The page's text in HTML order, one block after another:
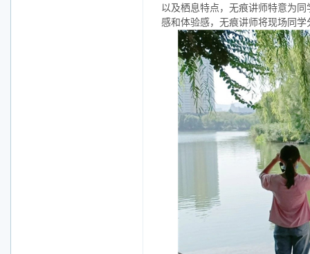
以及栖息特点，无痕讲师特意为
感和体验感，无痕讲师将现场同